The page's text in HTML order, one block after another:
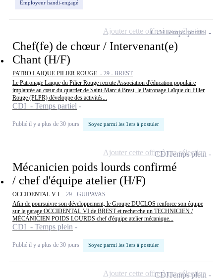
Employeur handi-engagé
Chef(fe) de chœur / Intervenant(e)
Chant (H/F)
PATRO LAIQUE PILIER ROUGE - 29 - BREST
Le Patronage Laïque du Pilier Rouge recrute Association d'éducation populaire
implantée au cœur du quartier de Saint-Marc à Brest, le Patronage Laïque du Pilier
Rouge (PLPR) développe des activités...
CDI - Temps partiel
Publié il y a plus de 30 jours Soyez parmi les 1ers à postuler
CDITemps partiel
Ajouter cette offre à ma sélection
Mécanicien poids lourds confirmé
/ chef d'équipe atelier (H/F)
OCCIDENTAL V I - 29 - GUIPAVAS
Afin de poursuivre son développement, le Groupe DUCLOS renforce son équipe
sur le garage OCCIDENTAL VI de BREST et recherche un TECHNICIEN /
MÉCANICIEN POIDS LOURDS chef d'équipe atelier mécanique...
CDI - Temps plein
Publié il y a plus de 30 jours Soyez parmi les 1ers à postuler
CDITemps plein
Ajouter cette offre à ma sélection
CDITemps plein
Ajouter cette offre à ma sélection